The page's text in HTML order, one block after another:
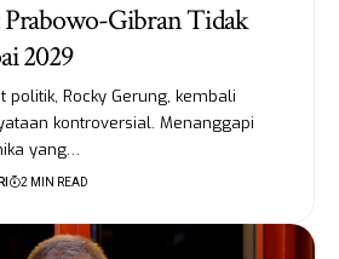
Prabowo-Gibran Tidak
2029
politik, Rocky Gerung, kembali
kontroversial. Menanggapi
yang…
2 MIN READ